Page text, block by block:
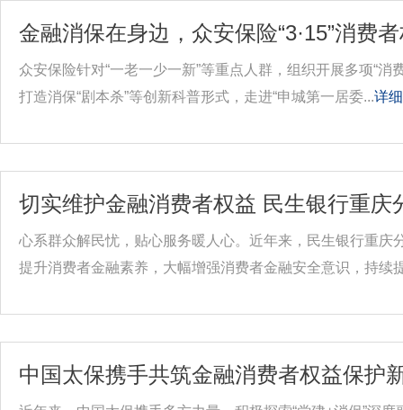
金融消保在身边，众安保险“3·15”消费
众安保险针对“一老一少一新”等重点人群，组织开展多项“
打造消保“剧本杀”等创新科普形式，走进“申城第一居委...详
切实维护金融消费者权益 民生银行重庆
心系群众解民忧，贴心服务暖人心。近年来，民生银行重
提升消费者金融素养，大幅增强消费者金融安全意识，持续
中国太保携手共筑金融消费者权益保护